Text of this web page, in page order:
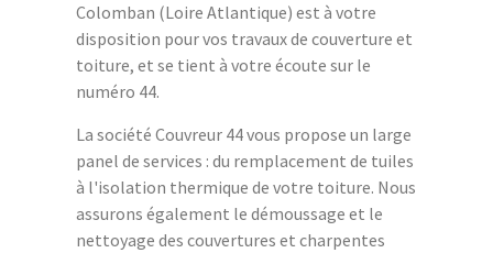
Colomban (Loire Atlantique) est à votre
disposition pour vos travaux de couverture et
toiture, et se tient à votre écoute sur le
numéro 44.
La société Couvreur 44 vous propose un large
panel de services : du remplacement de tuiles
à l'isolation thermique de votre toiture. Nous
assurons également le démoussage et le
nettoyage des couvertures et charpentes